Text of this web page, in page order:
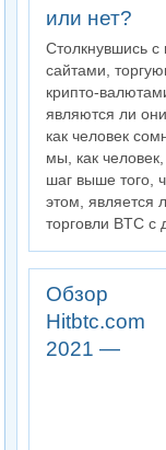
или нет?
Столкнувшись
сайтами,
крипто-
являются ли
как человек
мы, как
шаг выше того,
этом, является
торговли BTC
Обзор
Hitbtc.com
2021 —